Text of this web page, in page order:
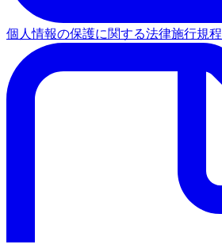
個人情報の保護に関する法律施行規程